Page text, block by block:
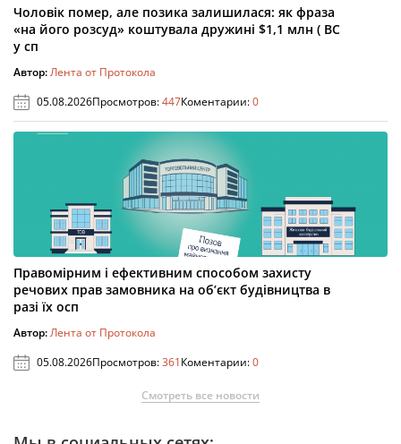
Чоловік помер, але позика залишилася: як фраза
«на його розсуд» коштувала дружині $1,1 млн ( ВС
у сп
Автор:Лента от Протокола
05.08.2026Просмотров:447Коментарии:0
Правомірним і ефективним способом захисту
речових прав замовника на об’єкт будівництва в
разі їх осп
Автор:Лента от Протокола
05.08.2026Просмотров:361Коментарии:0
Смотреть все новости